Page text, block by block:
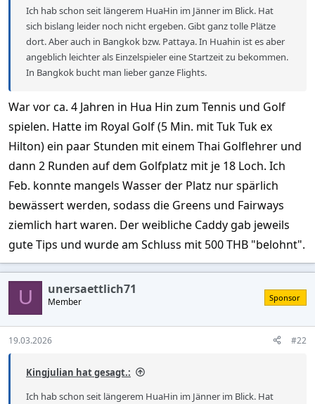
Ich hab schon seit längerem HuaHin im Jänner im Blick. Hat
sich bislang leider noch nicht ergeben. Gibt ganz tolle Plätze
dort. Aber auch in Bangkok bzw. Pattaya. In Huahin ist es aber
angeblich leichter als Einzelspieler eine Startzeit zu bekommen.
In Bangkok bucht man lieber ganze Flights.
War vor ca. 4 Jahren in Hua Hin zum Tennis und Golf
spielen. Hatte im Royal Golf (5 Min. mit Tuk Tuk ex
Hilton) ein paar Stunden mit einem Thai Golflehrer und
dann 2 Runden auf dem Golfplatz mit je 18 Loch. Ich
Feb. konnte mangels Wasser der Platz nur spärlich
bewässert werden, sodass die Greens und Fairways
ziemlich hart waren. Der weibliche Caddy gab jeweils
gute Tips und wurde am Schluss mit 500 THB "belohnt".
U unersaettlich71
Member Sponsor
19.03.2026 #22
Kingjulian hat gesagt.:
Ich hab schon seit längerem HuaHin im Jänner im Blick. Hat